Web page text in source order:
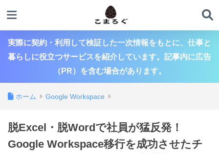
実際に契約・利用して検証した一次情報をもとに、仕事と
暮らしに役立つサービスを紹介しています。記事内に広告
（PR）を含む場合があります。
ホーム Google Workspace
脱Excel・脱Wordで社員が猛反発！
Google Workspace移行を成功させたチ